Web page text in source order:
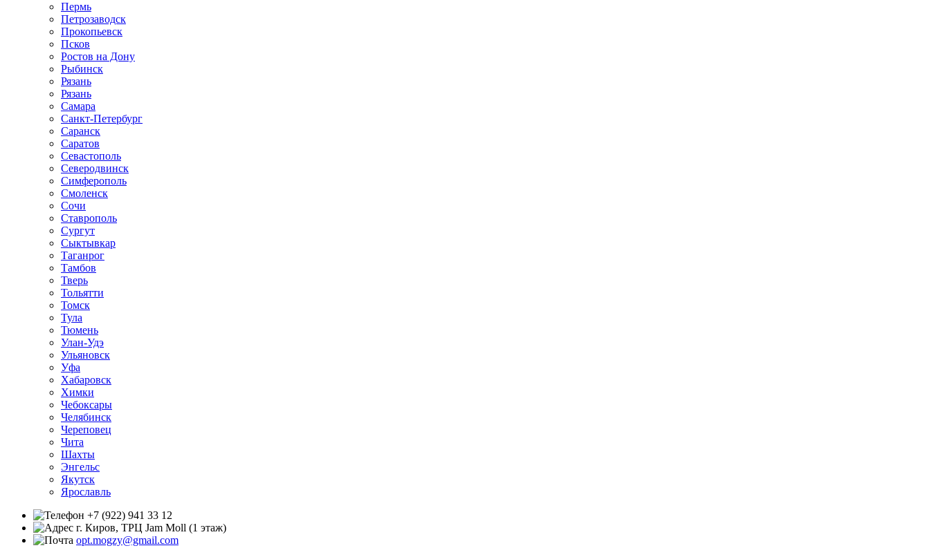
Пермь
Петрозаводск
Прокопьевск
Псков
Ростов на Дону
Рыбинск
Рязань
Рязань
Самара
Санкт-Петербург
Саранск
Саратов
Севастополь
Северодвинск
Симферополь
Смоленск
Сочи
Ставрополь
Сургут
Сыктывкар
Таганрог
Тамбов
Тверь
Тольятти
Томск
Тула
Тюмень
Улан-Удэ
Ульяновск
Уфа
Хабаровск
Химки
Чебоксары
Челябинск
Череповец
Чита
Шахты
Энгельс
Якутск
Ярославль
+7 (922) 941 33 12
г. Киров, ТРЦ Jam Moll (1 этаж)
opt.mogzy@gmail.com